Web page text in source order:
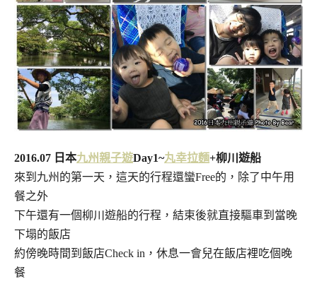
2016.07 日本九州親子遊Day1~丸幸拉麵+柳川遊船
來到九州的第一天，這天的行程還蠻Free的，除了中午用
餐之外
下午還有一個柳川遊船的行程，結束後就直接驅車到當晚
下塌的飯店
約傍晚時間到飯店Check in，休息一會兒在飯店裡吃個晚
餐